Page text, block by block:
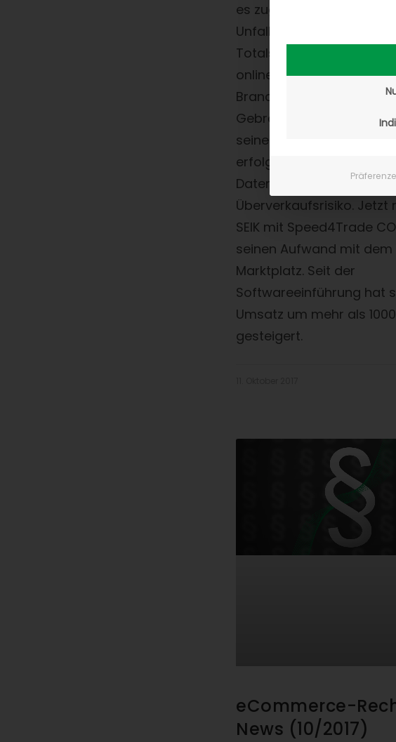
es zugute, dass Autoteile
Unfall- und
online nachgefragt
Branchenführer im
Gebrauchtteilehandel ist
seinem eBay-Shop sehr
erfolgreich, hatte aber
Datenpflegeaufwand und
Überverkaufsrisiko. Jetzt
SEIK mit Speed4Trade
seinen Aufwand mit dem
Marktplatz. Seit der
Softwareeinführung hat
Umsatz um mehr als
gesteigert.
eCommerce-
News (10/2017)